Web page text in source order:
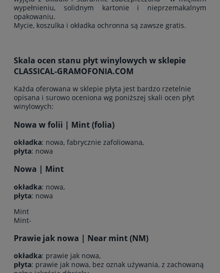
wypełnieniu, solidnym kartonie i nieprzemakalnym
opakowaniu.
Mycie, koszulka i okładka ochronna są zawsze gratis.
Skala ocen stanu płyt winylowych w sklepie
CLASSICAL-GRAMOFONIA.COM
Każda oferowana w sklepie płyta jest bardzo rzetelnie
opisana i surowo oceniona wg poniższej skali ocen płyt
winylowych:
Nowa w folii | Mint (folia)
okładka: nowa, fabrycznie zafoliowana,
płyta: nowa
Nowa | Mint
okładka: nowa,
płyta: nowa
Mint
Mint-
Prawie jak nowa | Near mint (NM)
okładka: prawie jak nowa,
płyta: prawie jak nowa, bez oznak używania, z zachowaną